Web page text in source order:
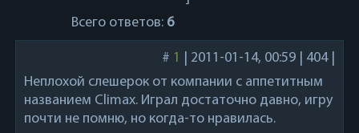
Всего ответов: 6
# 1 2011-01-14, 00:59 404|
Неплохой слешерок от компании с аппетитным
названием Climax. Играл достаточно давно, игру
почти не помню, но когда-то нравилась.